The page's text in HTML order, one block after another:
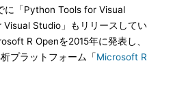
に「Python Tools for Visual
Studio」もリリースしてい
R Openを2015年に発表し、
プラットフォーム「Microsoft R